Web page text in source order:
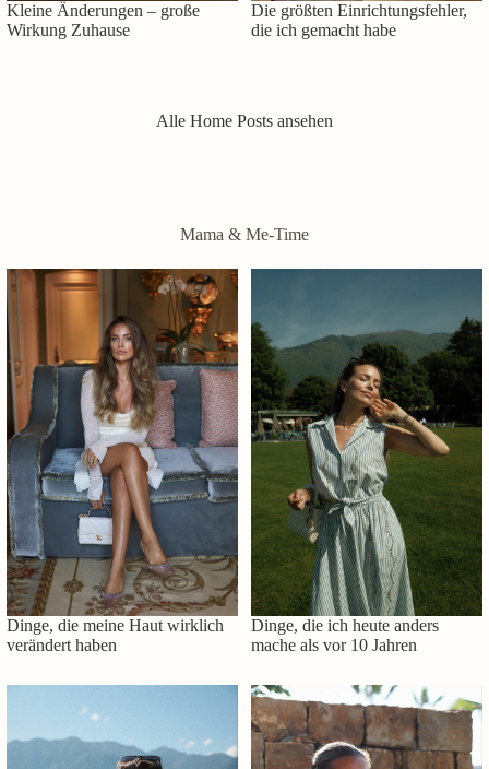
Kleine Änderungen – große
Wirkung Zuhause
Die größten Einrichtungsfehler,
die ich gemacht habe
Alle Home Posts ansehen
Mama & Me-Time
Dinge, die meine Haut wirklich
verändert haben
Dinge, die ich heute anders
mache als vor 10 Jahren